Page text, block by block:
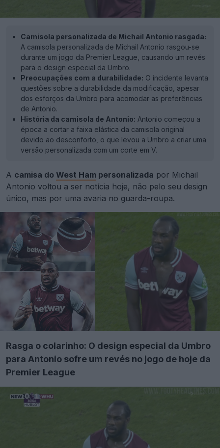
Camisola personalizada de Michail Antonio rasgada:
A camisola personalizada de Michail Antonio rasgou-se
durante um jogo da Premier League, causando um revés
para o design especial da Umbro.
Preocupações com a durabilidade: O incidente levanta
questões sobre a durabilidade da modificação, apesar
dos esforços da Umbro para acomodar as preferências
de Antonio.
História da camisola de Antonio: Antonio começou a
época a cortar a faixa elástica da camisola original
devido ao desconforto, o que levou a Umbro a criar uma
versão personalizada com um corte em V.
A camisa do West Ham personalizada por Michail
Antonio voltou a ser notícia hoje, não pelo seu design
único, mas por uma avaria no guarda-roupa.
Rasga o colarinho: O design especial da Umbro
para Antonio sofre um revés no jogo de hoje da
Premier League